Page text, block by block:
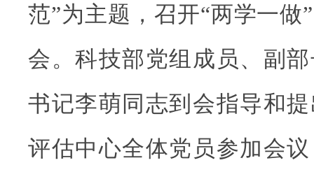
范”为主题，召开“两学一做
会。科技部党组成员、副
书记李萌同志到会指导和
评估中心全体党员参加会